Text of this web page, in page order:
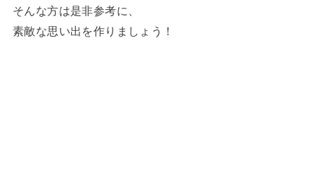
そんな方は是非参考に、
素敵な思い出を作りましょう！